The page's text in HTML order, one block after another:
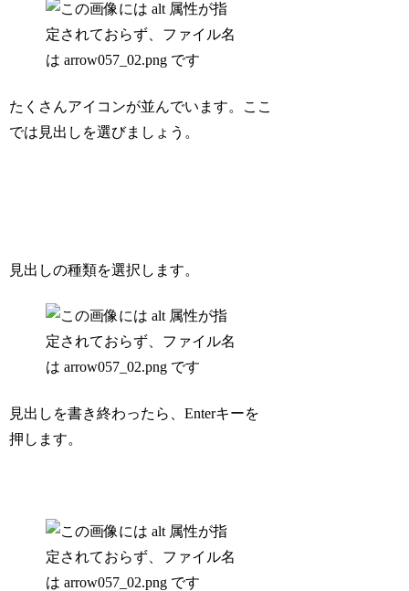
たくさんアイコンが並んでいます。ここ
では見出しを選びましょう。
見出しの種類を選択します。
見出しを書き終わったら、Enterキーを
押します。